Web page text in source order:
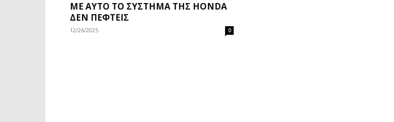
ΜΕ ΑΥΤΌ ΤΟ ΣΎΣΤΗΜΑ ΤΗΣ HONDA
ΔΕΝ ΠΈΦΤΕΙΣ
12/26/2025 0